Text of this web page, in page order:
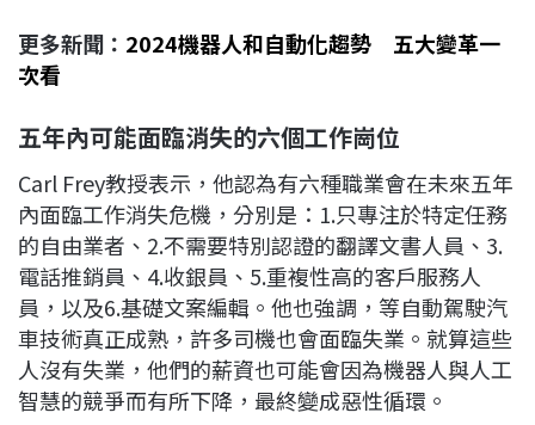
更多新聞： 2024機器人和自動化趨勢 五大變革一
次看
五年內可能面臨消失的六個工作崗位
Carl Frey教授表示，他認為有六種職業會在未來五年
內面臨工作消失危機，分別是：1.只專注於特定任務
的自由業者、2.不需要特別認證的翻譯文書人員、3.
電話推銷員、4.收銀員、5.重複性高的客戶服務人
員，以及6.基礎文案編輯。他也強調，等自動駕駛汽
車技術真正成熟，許多司機也會面臨失業。就算這些
人沒有失業，他們的薪資也可能會因為機器人與人工
智慧的競爭而有所下降，最終變成惡性循環。